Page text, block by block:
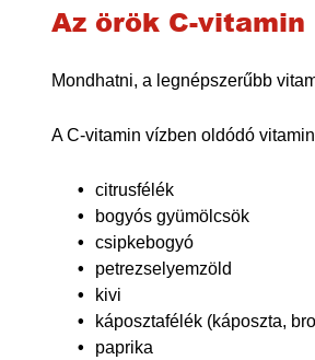
Az örök C-vitamin
Mondhatni, a legnépszerűbb
A C-vitamin vízben oldódó
citrusfélék
bogyós gyümölcsök
csipkebogyó
petrezselyemzöld
kivi
káposztafélék (káposzta,
paprika